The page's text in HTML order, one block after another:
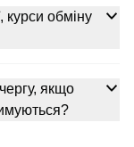
курси обміну
якщо